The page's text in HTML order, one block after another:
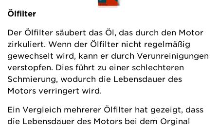
Ölfilter
Der Ölfilter säubert das Öl, das durch den Motor
zirkuliert. Wenn der Ölfilter nicht regelmäßig
gewechselt wird, kann er durch Verunreinigungen
verstopfen. Dies führt zu einer schlechteren
Schmierung, wodurch die Lebensdauer des
Motors verringert wird.
Ein Vergleich mehrerer Ölfilter hat gezeigt, dass
die Lebensdauer des Motors bei dem Orginal